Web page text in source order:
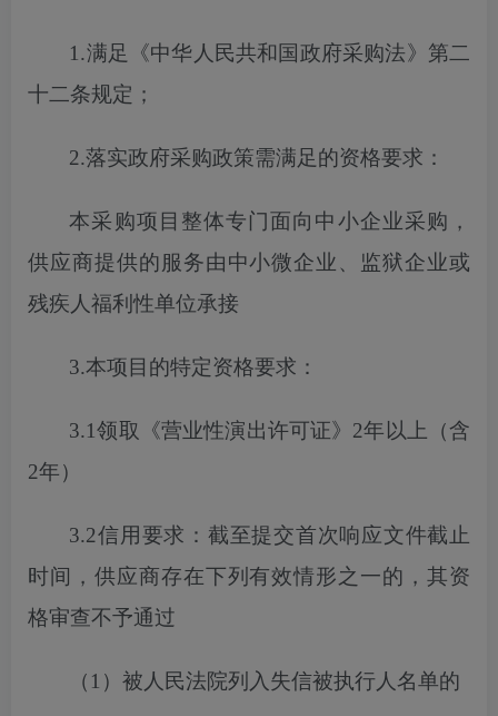
1.满足《中华人民共和国政府采购法》第二
十二条规定；
2.落实政府采购政策需满足的资格要求：
本采购项目 整体专门面向中小企业采购，
供应商提供的服务由中小微企业、监狱企业或
残疾人福利性单位承接
3.本项目的特定资格要求：
3.1领取《营业性演出许可证》 2年以上（含
2年）
3.2信用要求：截至提交首次响应文件截止
时间，供应商存在下列有效情形之一的，其资
格审查不予通过
（ 1）被人民法院列入失信被执行人名单的